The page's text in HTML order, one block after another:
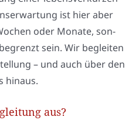
ist hier aber
oder Mona­te, son­
sein. Wir beglei­ten
– und auch über den
hin­aus.
aus?